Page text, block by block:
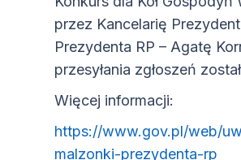
przez Kancelarię
Prezydenta RP – Agatę
przesyłania zgłoszeń
Więcej informacji:
https://www.gov.pl/web/
malzonki-prezydenta-rp